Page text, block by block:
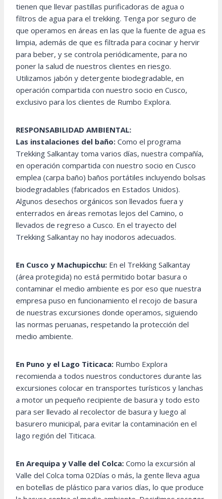
tienen que llevar pastillas purificadoras de agua o
filtros de agua para el trekking. Tenga por seguro de
que operamos en áreas en las que la fuente de agua es
limpia, además de que es filtrada para cocinar y hervir
para beber, y se controla periódicamente, para no
poner la salud de nuestros clientes en riesgo.
Utilizamos jabón y detergente biodegradable, en
operación compartida con nuestro socio en Cusco,
exclusivo para los clientes de Rumbo Explora.
RESPONSABILIDAD AMBIENTAL:
Las instalaciones del baño: Como el programa
Trekking Salkantay toma varios días, nuestra compañía,
en operación compartida con nuestro socio en Cusco
emplea (carpa baño) baños portátiles incluyendo bolsas
biodegradables (fabricados en Estados Unidos).
Algunos desechos orgánicos son llevados fuera y
enterrados en áreas remotas lejos del Camino, o
llevados de regreso a Cusco. En el trayecto del
Trekking Salkantay no hay inodoros adecuados.
En Cusco y Machupicchu: En el Trekking Salkantay
(área protegida) no está permitido botar basura o
contaminar el medio ambiente es por eso que nuestra
empresa puso en funcionamiento el recojo de basura
de nuestras excursiones donde operamos, siguiendo
las normas peruanas, respetando la protección del
medio ambiente.
En Puno y el Lago Titicaca: Rumbo Explora
recomienda a todos nuestros conductores durante las
excursiones colocar en transportes turísticos y lanchas
a motor un pequeño recipiente de basura y todo esto
para ser llevado al recolector de basura y luego al
basurero municipal, para evitar la contaminación en el
lago región del Titicaca.
En Arequipa y Valle del Colca: Como la excursión al
Valle del Colca toma 02Días o más, la gente lleva agua
en botellas de plástico para varios días, lo que produce